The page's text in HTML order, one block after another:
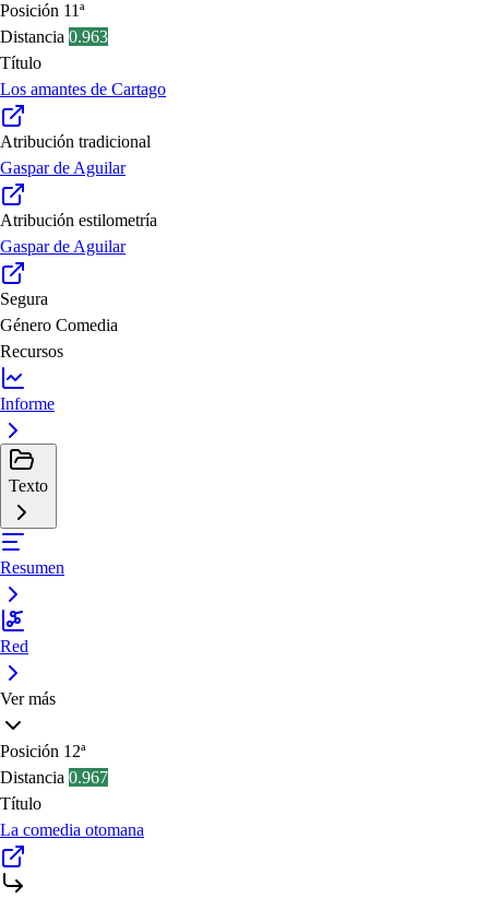
Posición 11ª
Distancia 0.963
Título
Los amantes de Cartago
Atribución tradicional
Gaspar de Aguilar
Atribución estilometría
Gaspar de Aguilar
Segura
Género Comedia
Recursos
Informe
Texto
Resumen
Red
Ver más
Posición 12ª
Distancia 0.967
Título
La comedia otomana